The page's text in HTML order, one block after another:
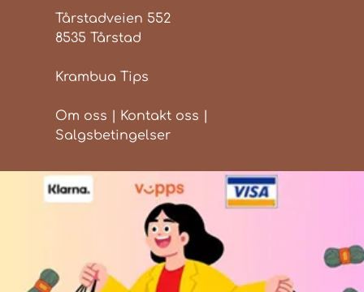
Tårstadveien 552
8535 Tårstad
Krambua Tips
Om oss Kontakt oss
Salgsbetingelser